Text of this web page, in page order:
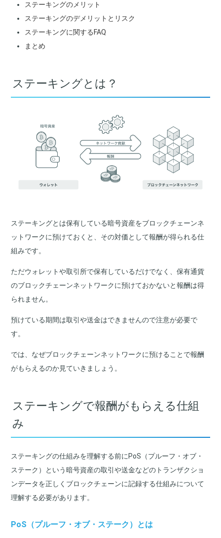
ステーキングのメリット
ステーキングのデメリットとリスク
ステーキングに関するFAQ
まとめ
ステーキングとは？
ステーキングとは保有している暗号資産をブロックチェーンネ
ットワークに預けておくと、その対価として報酬が得られる仕
組みです。
ただウォレットや取引所で保有しているだけでなく、保有通貨
のブロックチェーンネットワークに預けておかないと報酬は得
られません。
預けている期間は取引や送金はできませんので注意が必要で
す。
では、なぜブロックチェーンネットワークに預けることで報酬
がもらえるのか見ていきましょう。
ステーキングで報酬がもらえる仕組
み
ステーキングの仕組みを理解する前にPoS（プルーフ・オブ・
ステーク）という暗号資産の取引や送金などのトランザクショ
ンデータを正しくブロックチェーンに記録する仕組みについて
理解する必要があります。
PoS（プルーフ・オブ・ステーク）とは